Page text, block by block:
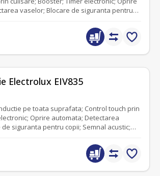
vaselor; Blocare de siguranta pentru
Electrolux EIV835
pe toata suprafata; Control touch prin
Oprire automata; Detectarea
siguranta pentru copii; Semnal acustic;
(pune gatitul pe pauza prin reducerea
la nivel minim, apoi reia automat setarile